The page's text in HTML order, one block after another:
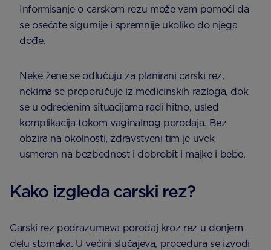
Informisanje o carskom rezu može vam pomoći da
se osećate sigurnije i spremnije ukoliko do njega
dođe.
Neke žene se odlučuju za planirani carski rez,
nekima se preporučuje iz medicinskih razloga, dok
se u određenim situacijama radi hitno, usled
komplikacija tokom vaginalnog porođaja. Bez
obzira na okolnosti, zdravstveni tim je uvek
usmeren na bezbednost i dobrobit i majke i bebe.
Kako izgleda carski rez?
Carski rez podrazumeva porođaj kroz rez u donjem
delu stomaka. U većini slučajeva, procedura se izvodi